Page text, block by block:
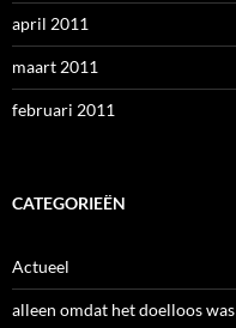
april 2011
maart 2011
februari 2011
CATEGORIEËN
Actueel
alleen omdat het doelloos was